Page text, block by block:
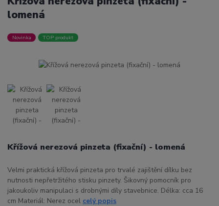
lomená
Novinka TOP produkt
Křížová nerezová pinzeta (fixační) - lomená
Velmi praktická křížová pinzeta pro trvalé zajištění dílku bez
nutnosti nepřetržitého stisku pinzety. Šikovný pomocník pro
jakoukoliv manipulaci s drobnými díly stavebnice. Délka: cca 16
cm Materiál: Nerez ocel celý popis